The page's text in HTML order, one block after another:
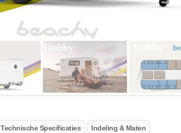
Technische Specificaties Indeling & Maten